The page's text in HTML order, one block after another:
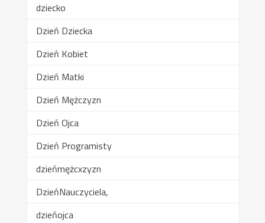
dziecko
Dzień Dziecka
Dzień Kobiet
Dzień Matki
Dzień Mężczyzn
Dzień Ojca
Dzień Programisty
dzieńmężcxzyzn
DzieńNauczyciela,
dzieńojca